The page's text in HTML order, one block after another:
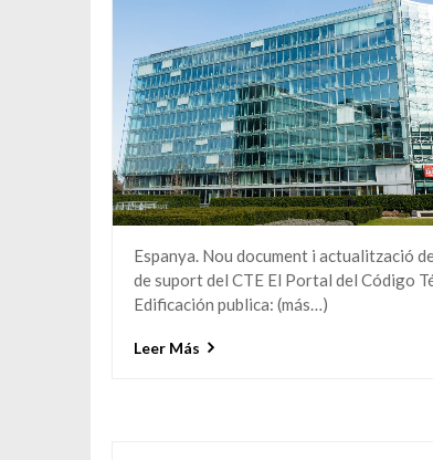
Espanya. Nou document i actualització
de suport del CTE El Portal del Código
Edificación publica: (más…)
Leer Más